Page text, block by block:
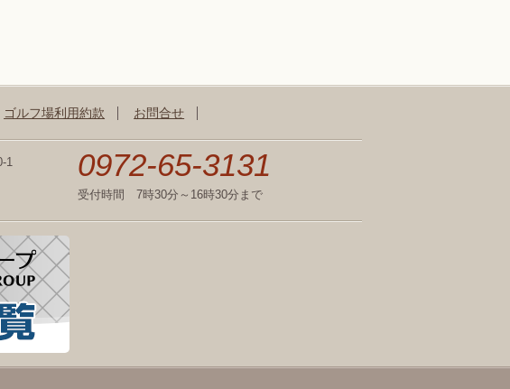
ゴルフ場利用約款 お問合せ
1
0972-65-3131
受付時間 7時30分～16時30分まで
三井不動作グループゴルフ場一覧